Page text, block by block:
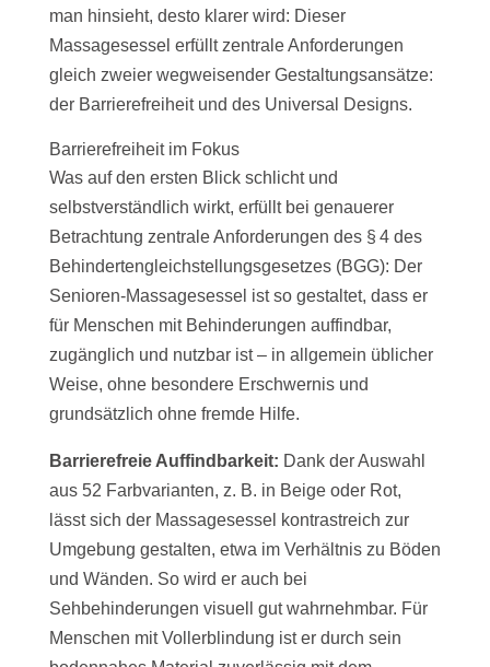
man hinsieht, desto klarer wird: Dieser
Massagesessel erfüllt zentrale Anforderungen
gleich zweier wegweisender Gestaltungsansätze:
der Barrierefreiheit und des Universal Designs.
Barrierefreiheit im Fokus
Was auf den ersten Blick schlicht und
selbstverständlich wirkt, erfüllt bei genauerer
Betrachtung zentrale Anforderungen des § 4 des
Behindertengleichstellungsgesetzes (BGG): Der
Senioren-Massagesessel ist so gestaltet, dass er
für Menschen mit Behinderungen auffindbar,
zugänglich und nutzbar ist – in allgemein üblicher
Weise, ohne besondere Erschwernis und
grundsätzlich ohne fremde Hilfe.
Barrierefreie Auffindbarkeit: Dank der Auswahl
aus 52 Farbvarianten, z. B. in Beige oder Rot,
lässt sich der Massagesessel kontrastreich zur
Umgebung gestalten, etwa im Verhältnis zu Böden
und Wänden. So wird er auch bei
Sehbehinderungen visuell gut wahrnehmbar. Für
Menschen mit Vollerblindung ist er durch sein